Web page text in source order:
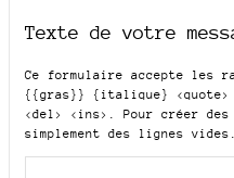
Texte de votre
Ce formulaire accepte les
{{gras}} {italique} <quote>
<del> <ins>
. Pour créer
simplement des lignes vides.